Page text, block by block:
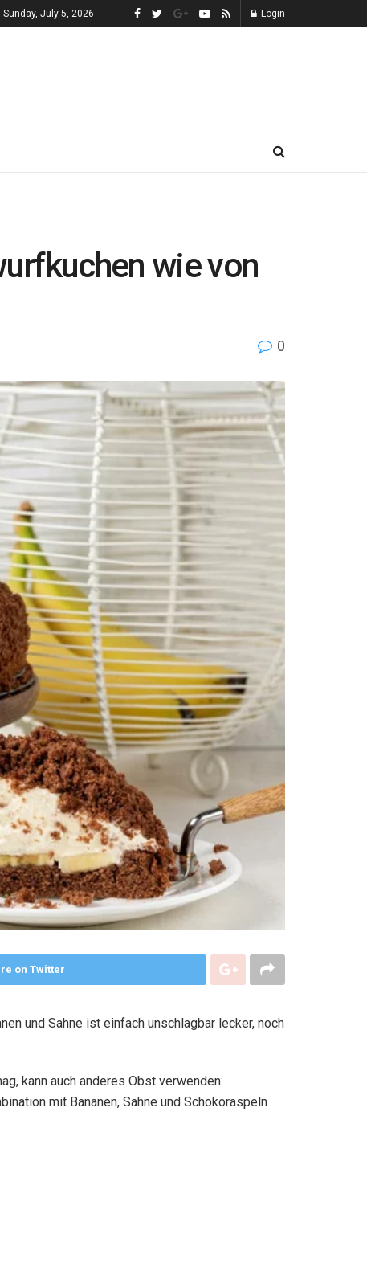
Sunday, July 5, 2026 Login
wie von
0
on Twitter
und Sahne ist einfach unschlagbar lecker, noch
kann auch anderes Obst verwenden:
mit Bananen, Sahne und Schokoraspeln